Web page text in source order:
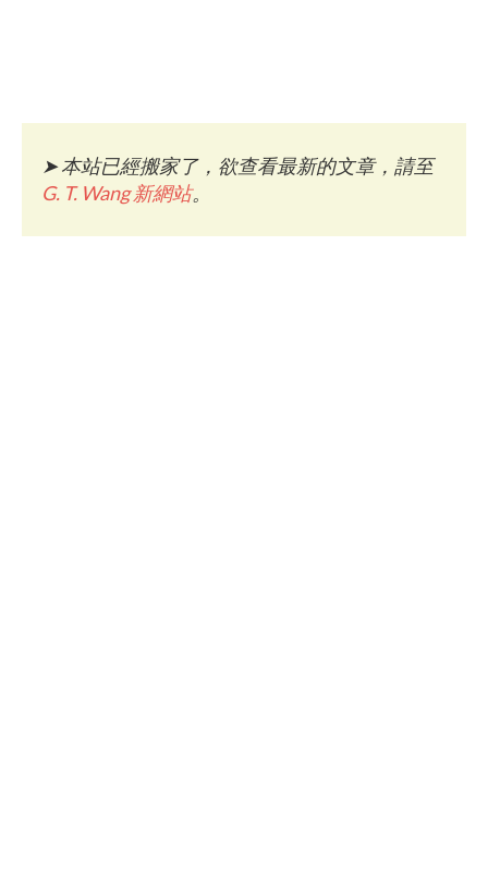
➤本站已經搬家了，欲查看最新的文章，請至
G. T. Wang 新網站。